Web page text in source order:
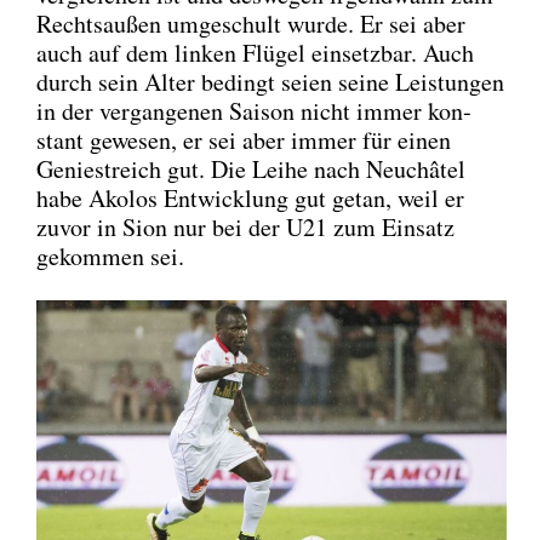
Rechts­au­ßen umge­schult wur­de. Er sei aber
auch auf dem lin­ken Flü­gel ein­setz­bar. Auch
durch sein Alter bedingt sei­en sei­ne Leis­tun­gen
in der ver­gan­ge­nen Sai­son nicht immer kon­
stant gewe­sen, er sei aber immer für einen
Genie­streich gut. Die Lei­he nach Neu­châ­tel
habe Ako­los Ent­wick­lung gut getan, weil er
zuvor in Sion nur bei der U21 zum Ein­satz
gekom­men sei.